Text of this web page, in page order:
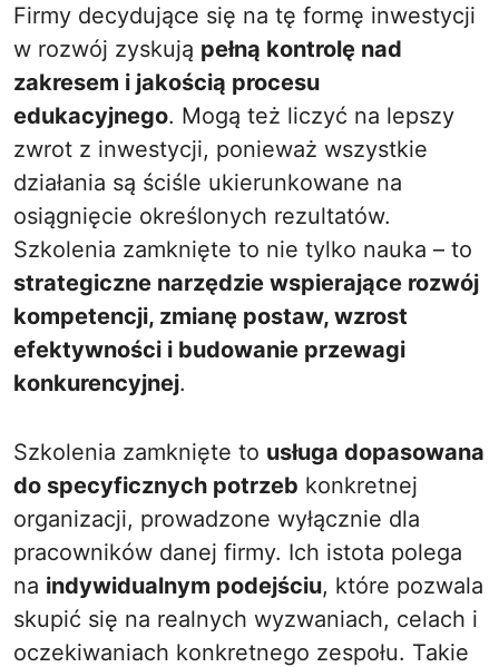
Firmy decydujące się na tę formę inwestycji
w rozwój zyskują pełną kontrolę nad
zakresem i jakością procesu
edukacyjnego. Mogą też liczyć na lepszy
zwrot z inwestycji, ponieważ wszystkie
działania są ściśle ukierunkowane na
osiągnięcie określonych rezultatów.
Szkolenia zamknięte to nie tylko nauka – to
strategiczne narzędzie wspierające rozwój
kompetencji, zmianę postaw, wzrost
efektywności i budowanie przewagi
konkurencyjnej.
Szkolenia zamknięte to usługa dopasowana
do specyficznych potrzeb konkretnej
organizacji, prowadzone wyłącznie dla
pracowników danej firmy. Ich istota polega
na indywidualnym podejściu, które pozwala
skupić się na realnych wyzwaniach, celach i
oczekiwaniach konkretnego zespołu. Takie